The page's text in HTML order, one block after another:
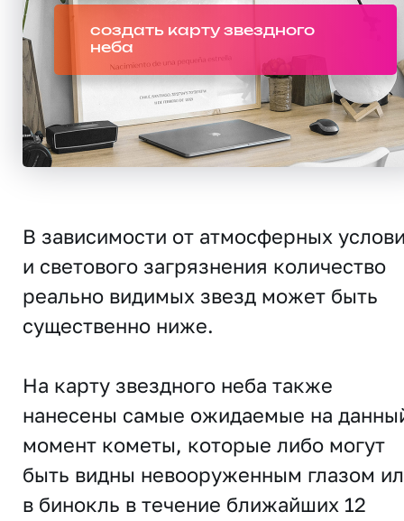
создать карту звездного
неба
В зависимости от атмосферных
и светового загрязнения количество
реально видимых звезд может быть
существенно ниже.
На карту звездного неба также
нанесены самые ожидаемые на
момент кометы, которые либо могут
быть видны невооруженным глазом
в бинокль в течение ближайших 12